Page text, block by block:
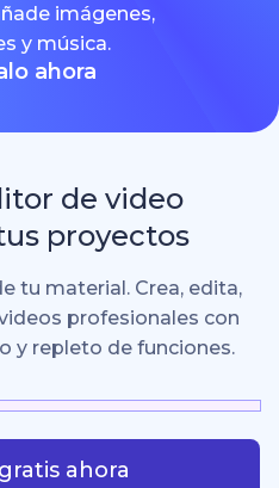
imágenes,
y música.
ahora
de video
proyectos
tu material. Crea, edita,
profesionales con
y repleto de funciones.
ahora